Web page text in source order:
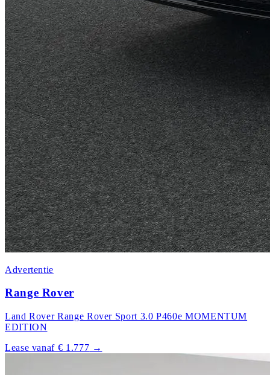
Advertentie
Range Rover
Land Rover Range Rover Sport 3.0 P460e MOMENTUM
EDITION
Lease vanaf € 1.777 →